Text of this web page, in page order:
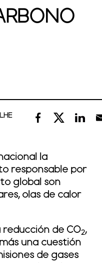
la
responsable por
global son
olas de calor
de CO2,
una cuestión
de gases